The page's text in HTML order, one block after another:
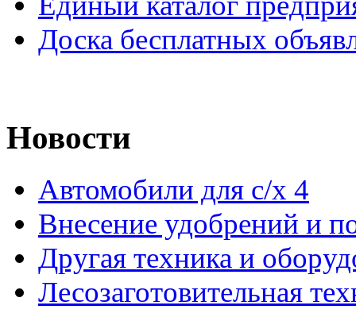
Доска бесплатных
Новости
Автомобили для с/х 4
Внесение удобрений и
Другая техника и
Лесозаготовительная